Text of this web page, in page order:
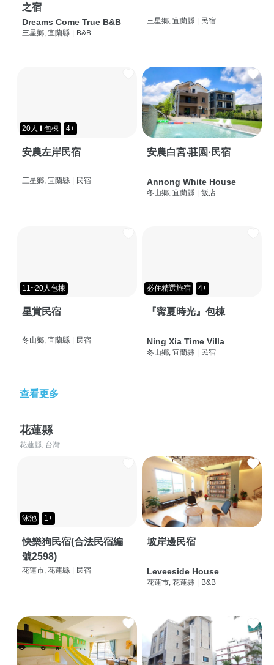
之宿
Dreams Come True B&B
三星鄉, 宜蘭縣 | B&B
三星鄉, 宜蘭縣 | 民宿
20人⬆包棟 4+
安農左岸民宿
三星鄉, 宜蘭縣 | 民宿
安農白宮‧莊園·民宿
Annong White House
冬山鄉, 宜蘭縣 | 飯店
11~20人包棟
星賞民宿
冬山鄉, 宜蘭縣 民宿
必住精選旅宿 4+
『寗夏時光』包棟
Ning Xia Time Villa
冬山鄉, 宜蘭縣 民宿
查看更多
花蓮縣
花蓮縣, 台灣
泳池 1+
快樂狗民宿(合法民宿編
號2598)
花蓮市, 花蓮縣 民宿
坡岸邊民宿
Leveeside House
花蓮市, 花蓮縣 B&B